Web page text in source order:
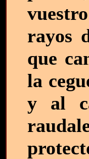
rayos
que
la
y al